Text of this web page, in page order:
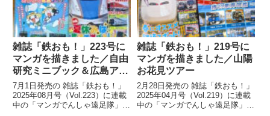
雑誌「鉄おも！」223号に
マンガを描きました／自由
研究ミニブック＆広島アス
トラムライン編
7月1日発売の 雑誌「鉄おも！」
2025年08月号（Vol.223）に連載
中の「マンガでんしゃ遠足隊」最
雑誌「鉄おも！」219号に
マンガを描きました／山陽
お花見ツアー
2月28日発売の 雑誌「鉄おも！」
2025年04月号（Vol.219）に連載
中の「マンガでんしゃ遠足隊」最